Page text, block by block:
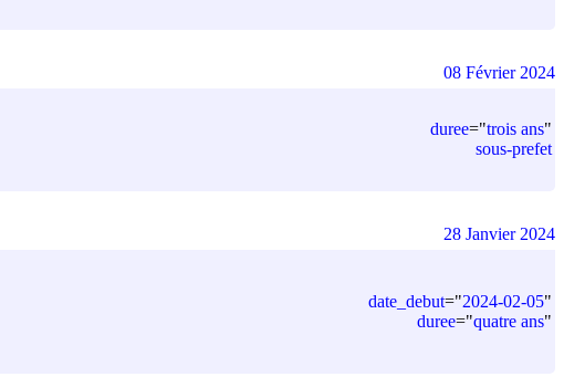
duree="trois ans"
sous-prefet
08 Février 2024
date_debut="2024-02-05"
duree="quatre ans"
28 Janvier 2024